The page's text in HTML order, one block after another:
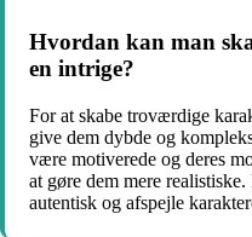
Hvordan kan man
en intrige?
For at skabe troværdige
give dem dybde og
være motiverede og deres
at gøre dem mere
autentisk og afspejle